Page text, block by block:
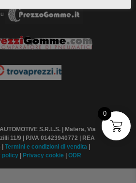
S.R.L.S. | Matera, Via
11/9 | P.IVA 01423940772 | REA
Termini e condizioni di vendita
policy
Privacy cookie ODR
0